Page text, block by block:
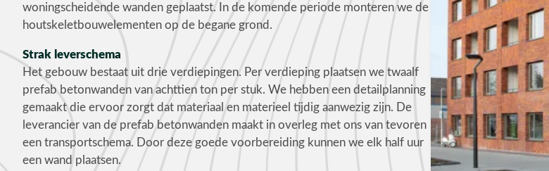
woningscheidende wanden geplaatst. In de komende periode monteren we de
houtskeletbouwelementen op de begane grond.
Strak leverschema
Het gebouw bestaat uit drie verdiepingen. Per verdieping plaatsen we twaalf
prefab betonwanden van achttien ton per stuk. We hebben een detailplanning
gemaakt die ervoor zorgt dat materiaal en materieel tijdig aanwezig zijn. De
leverancier van de prefab betonwanden maakt in overleg met ons van tevoren
een transportschema. Door deze goede voorbereiding kunnen we elk half uur
een wand plaatsen.